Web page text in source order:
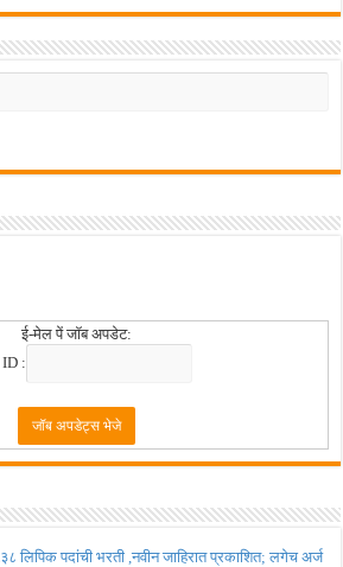
ई-मेल पें जॉब अपडेट:
:
पदांची भरती ,नवीन जाहिरात प्रकाशित; लगेच अर्ज